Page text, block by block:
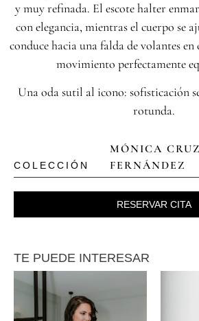
y muy refinada. El escote halter
con elegancia, mientras el cuerpo se
conduce hacia una falda de volantes en
movimiento perfectamente
Una oda sutil al icono: sofisticación
rotunda.
COLECCIÓN
MÓNICA
FERNÁNDEZ
RESERVAR CITA
TE PUEDE INTERESAR